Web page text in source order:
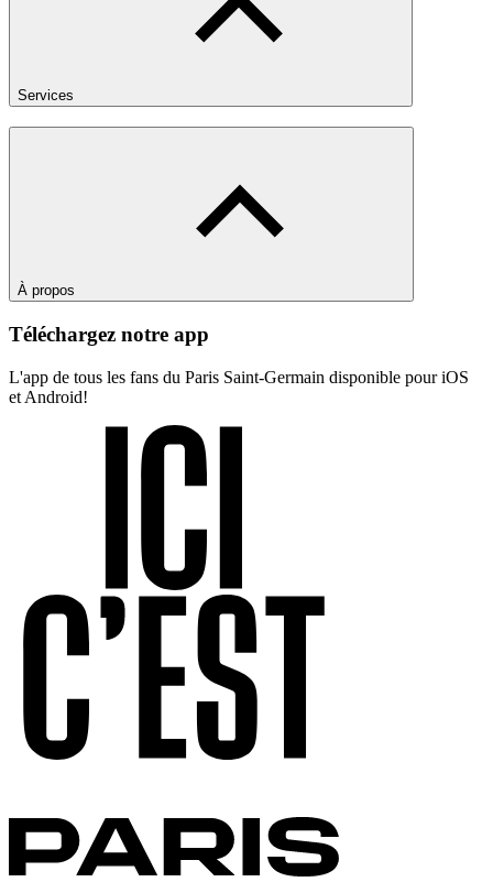
Services
À propos
Téléchargez notre app
L'app de tous les fans du Paris Saint-Germain disponible pour iOS
et Android!